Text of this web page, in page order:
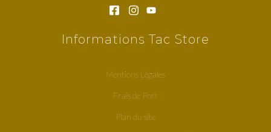
Informations Tac Store
Mentions Légales
Frais de Port
Plan du site